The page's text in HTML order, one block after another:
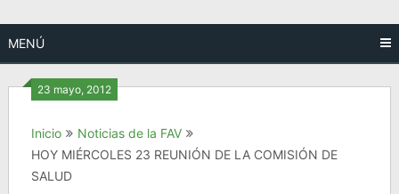
MENÚ
23 mayo, 2012
Inicio
Noticias de la FAV
HOY MIÉRCOLES 23 REUNIÓN DE LA COMISIÓN DE
SALUD